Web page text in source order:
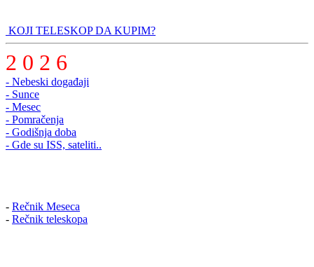
KOJI TELESKOP DA KUPIM?
2 0 2 6
- Nebeski događaji
- Sunce
- Mesec
- Pomračenja
- Godišnja doba
- Gde su ISS, sateliti..
- Rečnik Meseca
- Rečnik teleskopa